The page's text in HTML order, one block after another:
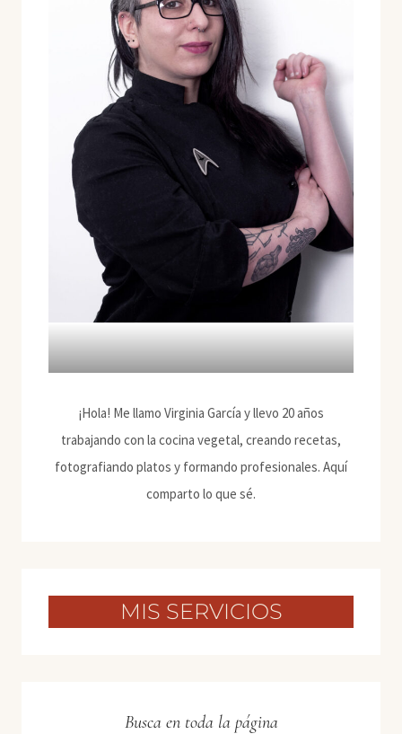
¡Hola! Me llamo Virginia García y llevo 20 años
trabajando con la cocina vegetal, creando recetas,
fotografiando platos y formando profesionales. Aquí
comparto lo que sé.
MIS SERVICIOS
Busca en toda la página